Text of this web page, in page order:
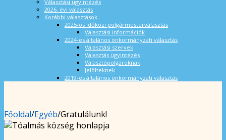
Választási ügyintézés
2026. évi választás
Korábbi választások
2025-ös időközi polgármesterválasztás
Választási információk
2024-es általános önkormányzati választás
Választási szervek
Választás ügyintézés
Választópolgároknak
Jelölteknek
2019-es általános önkormányzati választás
Főoldal/Egyéb/Gratulálunk!